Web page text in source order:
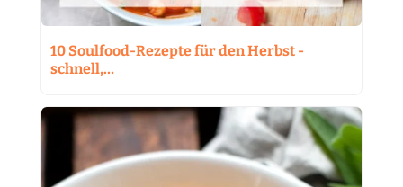
10 Soulfood-Rezepte für den Herbst -
schnell,…